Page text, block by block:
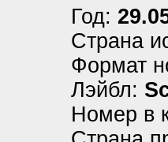
Год:
Страна
Формат
Лэйбл:
Номер в